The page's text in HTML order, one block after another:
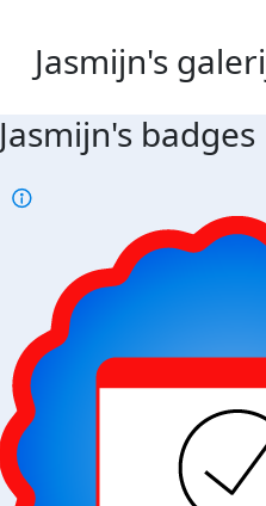
Jasmijn's
Jasmijn's badges